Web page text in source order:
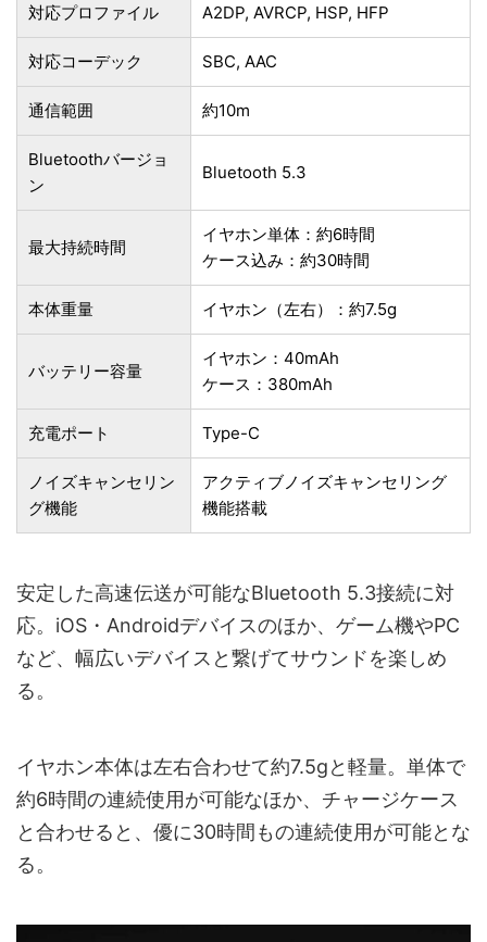
対応プロファイル A2DP, AVRCP, HSP, HFP
対応コーデック SBC, AAC
通信範囲 約10m
Bluetoothバージョ
ン
Bluetooth 5.3
最大持続時間
イヤホン単体：約6時間
ケース込み：約30時間
本体重量 イヤホン（左右）：約7.5g
バッテリー容量
イヤホン：40mAh
ケース：380mAh
充電ポート Type-C
ノイズキャンセリン
グ機能
アクティブノイズキャンセリング
機能搭載
安定した高速伝送が可能なBluetooth 5.3接続に対
応。iOS・Androidデバイスのほか、ゲーム機やPC
など、幅広いデバイスと繋げてサウンドを楽しめ
る。
イヤホン本体は左右合わせて約7.5gと軽量。単体で
約6時間の連続使用が可能なほか、チャージケース
と合わせると、優に30時間もの連続使用が可能とな
る。